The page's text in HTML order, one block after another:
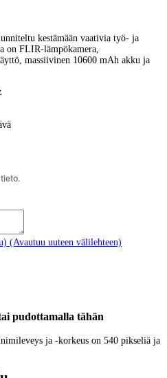
kestämään vaativia työ- ja
on FLIR-lämpökamera,
massiivinen 10600 mAh akku ja
(Avautuu uuteen välilehteen)
pudottamalla tähän
ja -korkeus on 540 pikseliä ja